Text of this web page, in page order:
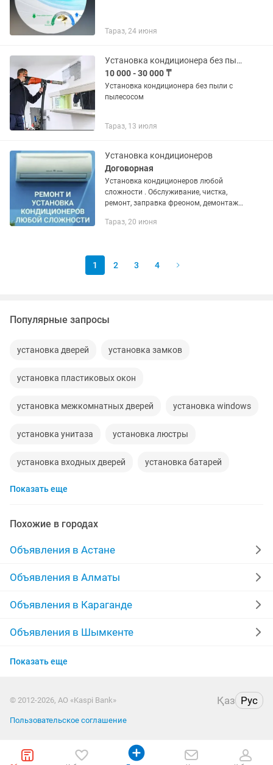
Тараз, 24 июня
Установка кондиционера без пыли с пылесосом
10 000 - 30 000 ₸
Установка кондиционера без пыли с
пылесосом
Тараз, 13 июля
Установка кондиционеров
Договорная
Установка кондиционеров любой
сложности . Обслуживание, чистка,
ремонт, заправка фреоном, демонтаж,
Тараз, 20 июня
1 2 3 4
Популярные запросы
установка дверей установка замков
установка пластиковых окон
установка межкомнатных дверей установка windows
установка унитаза установка люстры
установка входных дверей установка батарей
установка плинтусов
установка теплого пола
установка карнизов установка бойлера
установка windows 7 установка розеток
установка посудомоечных машин
Показать еще
Похожие в городах
Объявления в Астане
Объявления в Алматы
Объявления в Караганде
Объявления в Шымкенте
Объявления в Усть-Каменогорске
Объявления в Актау
Объявления в Павлодаре
Показать еще
© 2012-2026, АО «Kaspi Bank» Қаз Рус
Пользовательское соглашение